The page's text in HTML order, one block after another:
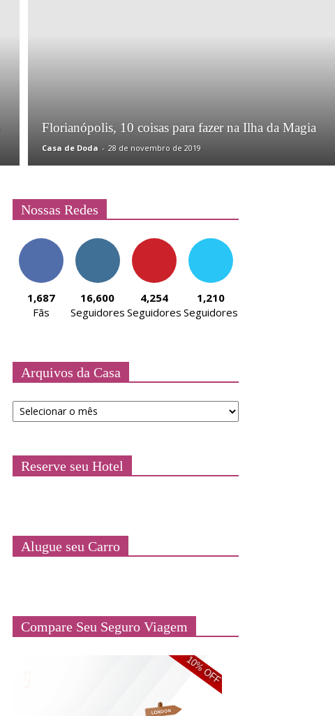
Florianópolis, 10 coisas para fazer na Ilha da Magia
Casa de Doda - 28 de novembro de 2019
Nossas Redes
1,687
Fãs
16,600
Seguidores
4,254
Seguidores
1,210
Seguidores
Arquivos da Casa
Arquivos
da
Reserve seu Hotel
Alugue seu Carro
Compare Seu Seguro Viagem